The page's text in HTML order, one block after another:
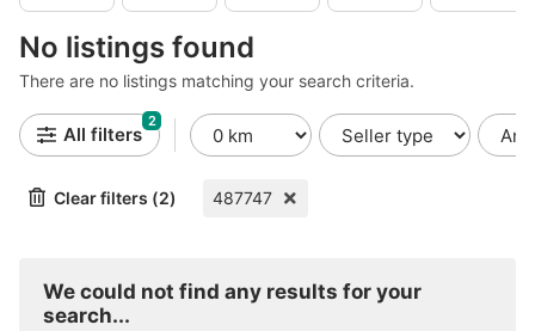
No listings found
There are no listings matching your search criteria.
All filters
2
Clear filters (2) 487747
We could not find any results for your
search...